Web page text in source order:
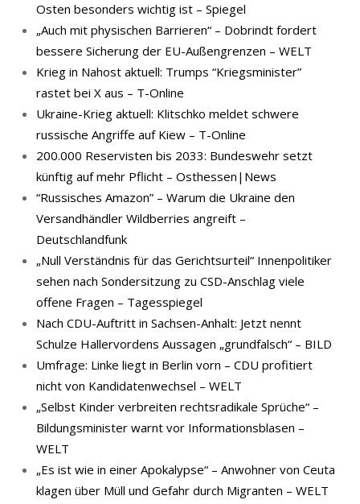
Osten besonders wichtig ist – Spiegel
„Auch mit physischen Barrieren“ – Dobrindt fordert
bessere Sicherung der EU-Außengrenzen – WELT
Krieg in Nahost aktuell: Trumps “Kriegsminister”
rastet bei X aus – T-Online
Ukraine-Krieg aktuell: Klitschko meldet schwere
russische Angriffe auf Kiew – T-Online
200.000 Reservisten bis 2033: Bundeswehr setzt
künftig auf mehr Pflicht – Osthessen|News
“Russisches Amazon” – Warum die Ukraine den
Versandhändler Wildberries angreift –
Deutschlandfunk
„Null Verständnis für das Gerichtsurteil“ Innenpolitiker
sehen nach Sondersitzung zu CSD-Anschlag viele
offene Fragen – Tagesspiegel
Nach CDU-Auftritt in Sachsen-Anhalt: Jetzt nennt
Schulze Hallervordens Aussagen „grundfalsch“ – BILD
Umfrage: Linke liegt in Berlin vorn – CDU profitiert
nicht von Kandidatenwechsel – WELT
„Selbst Kinder verbreiten rechtsradikale Sprüche“ –
Bildungsminister warnt vor Informationsblasen –
WELT
„Es ist wie in einer Apokalypse“ – Anwohner von Ceuta
klagen über Müll und Gefahr durch Migranten – WELT